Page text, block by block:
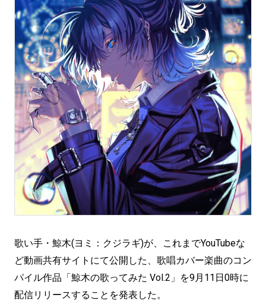
歌い手・鯨木(ヨミ：クジラギ)が、これまでYouTubeな
ど動画共有サイトにて公開した、歌唱カバー楽曲のコン
パイル作品「鯨木の歌ってみた Vol.2」を9月11日0時に
配信リリースすることを発表した。